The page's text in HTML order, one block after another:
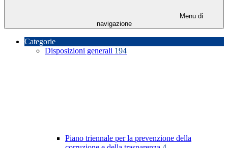
Menu di
navigazione
Categorie
Disposizioni generali 194
Piano triennale per la prevenzione della